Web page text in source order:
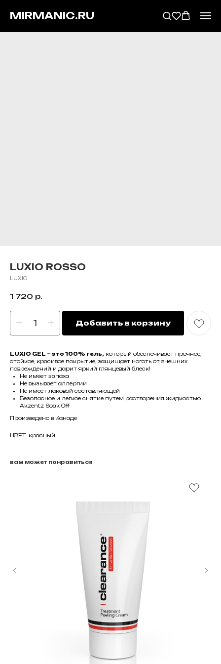
MIRMANIC.RU
LUXIO ROSSO
LUXIO
1 720 р.
Добавить в корзину
LUXIO GEL – это 100% гель, который обеспечивает прочное,
стойкое, красивое покрытие, защищает ноготь от внешних
повреждений и дарит яркий глянцевый блеск!
Не имеет запаха
Не вызывает аллергии
Не имеет лаковой составляющей
Безопасное и легкое снятие путем растворения жидкостью
Akzentz Soak Off
Произведено в Канаде
ЦВЕТ: красный
вам может понравиться